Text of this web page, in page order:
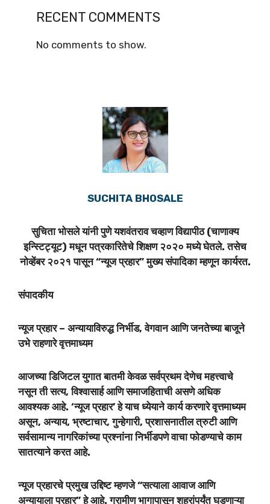
RECENT COMMENTS
No comments to show.
SUCHITA BHOSALE
सुचिता भोसले यांनी पुणे यशवंतराव चव्हाण विद्यापीठ (चाणाक्य
इन्स्टिट्यूट) मधून पत्रकारितेचे शिक्षण २०२० मध्ये घेतले. तसेच
नोव्हेंबर २०२१ पासून “न्यूज प्रहार” मुख्य संपादिका म्हणून कार्यरत.
संपादकीय
न्यूज प्रहार – अन्यायाविरुद्ध निर्भीड, वेगवान आणि जनतेच्या बाजूने
उभे राहणारे वृत्तमाध्यम
आजच्या डिजिटल युगात बातमी केवळ सर्वप्रथम देणेच महत्त्वाचे
नसून ती सत्य, विश्वासार्ह आणि समाजहिताची असणे अधिक
आवश्यक आहे. ‘न्यूज प्रहार’ हे याच ध्येयाने कार्य करणारे वृत्तमाध्यम
असून, अन्याय, भ्रष्टाचार, गुन्हेगारी, प्रशासनातील त्रुटी आणि
सर्वसामान्य नागरिकांच्या प्रश्नांना निर्भीडपणे वाचा फोडण्याचे काम
सातत्याने करत आहे.
न्यूज प्रहारचे प्रमुख उद्दिष्ट म्हणजे “सत्याला आवाज आणि
अन्यायाला प्रहार” हे आहे. ग्रामीण भागापासून शहरांपर्यंत घडणाऱ्या